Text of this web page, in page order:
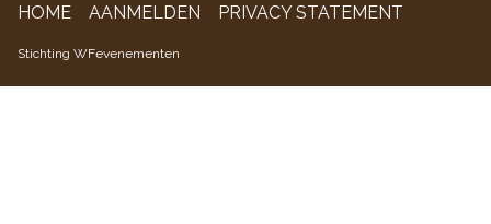
HOME AANMELDEN PRIVACY STATEMENT
Stichting WFevenementen